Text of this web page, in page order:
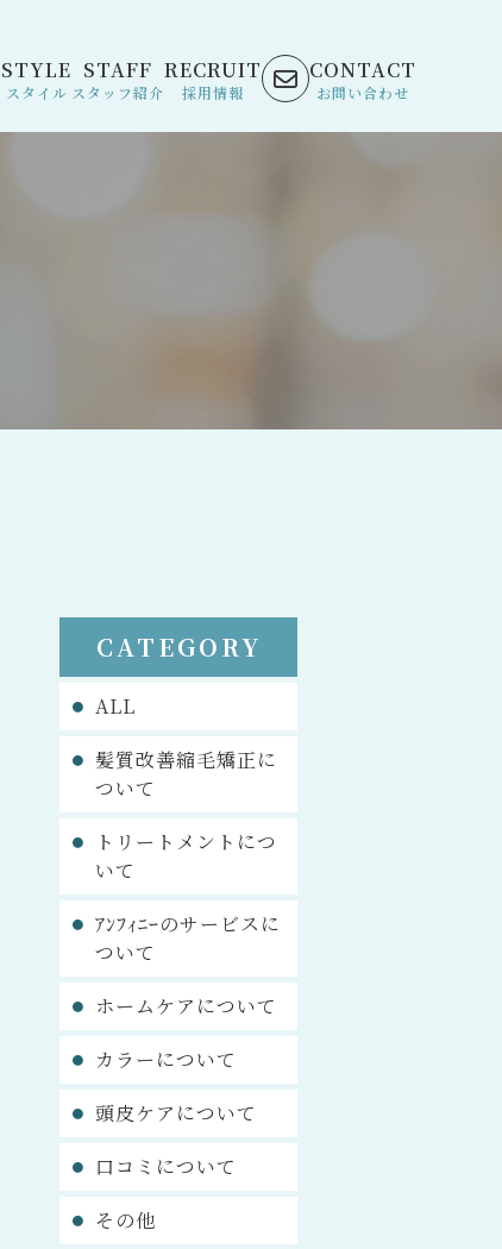
STYLE
スタイル
STAFF
スタッフ紹介
RECRUIT
採用情報
CONTACT
お問い合わせ
CATEGORY
ALL
髪質改善縮毛矯正に
ついて
トリートメントにつ
いて
ｱﾝﾌｨﾆｰのサービスに
ついて
ホームケアについて
カラーについて
頭皮ケアについて
口コミについて
その他